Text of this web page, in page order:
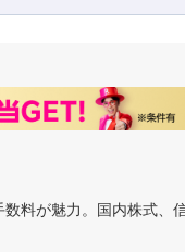
料が魅力。国内株式、